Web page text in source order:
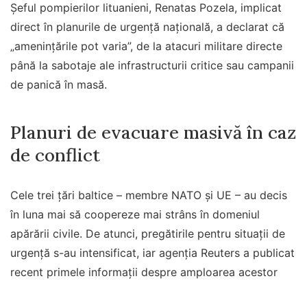
Șeful pompierilor lituanieni, Renatas Pozela, implicat
direct în planurile de urgență națională, a declarat că
„amenințările pot varia”, de la atacuri militare directe
până la sabotaje ale infrastructurii critice sau campanii
de panică în masă.
Planuri de evacuare masivă în caz
de conflict
Cele trei țări baltice – membre NATO și UE – au decis
în luna mai să coopereze mai strâns în domeniul
apărării civile. De atunci, pregătirile pentru situații de
urgență s-au intensificat, iar agenția Reuters a publicat
recent primele informații despre amploarea acestor